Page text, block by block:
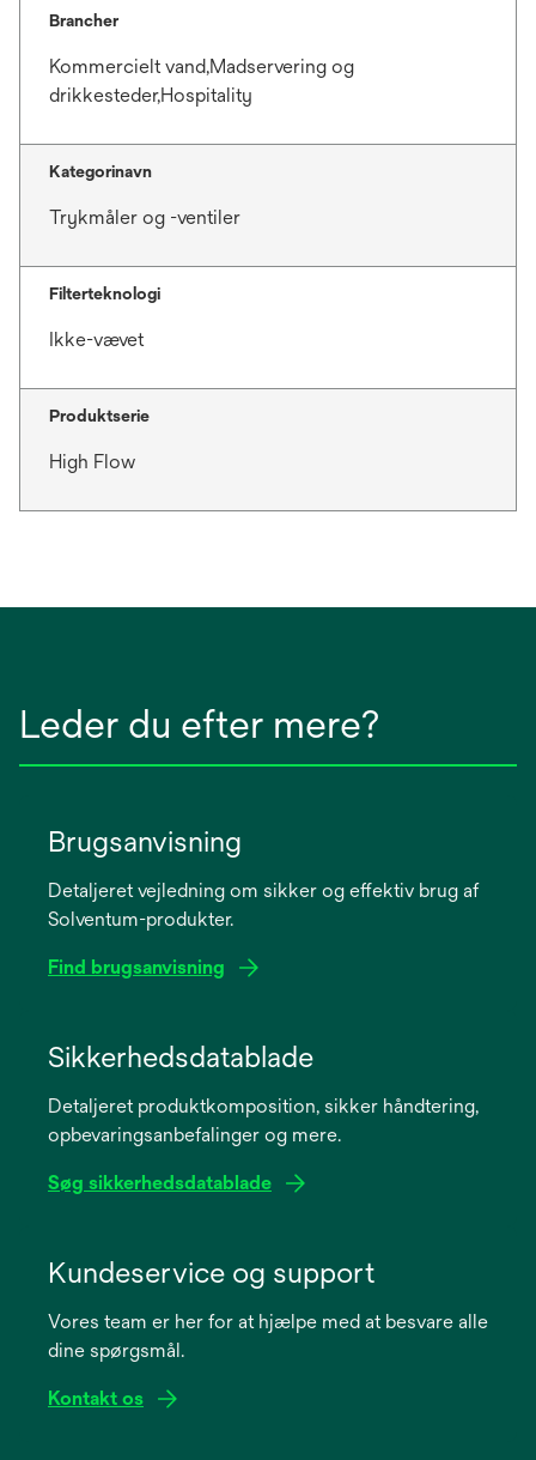
Brancher
Kommercielt vand,Madservering og
drikkesteder,Hospitality
Kategorinavn
Trykmåler og -ventiler
Filterteknologi
Ikke-vævet
Produktserie
High Flow
Leder du efter mere?
Brugsanvisning
Detaljeret vejledning om sikker og effektiv brug af
Solventum-produkter.
Find brugsanvisning
new
Sikkerhedsdatablade
Detaljeret produktkomposition, sikker håndtering,
opbevaringsanbefalinger og mere.
Søg sikkerhedsdatablade
new
Kundeservice og support
Vores team er her for at hjælpe med at besvare alle
dine spørgsmål.
Kontakt os